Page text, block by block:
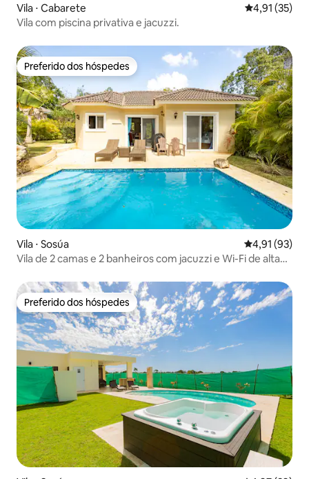
Vila ⋅ Cabarete 4,91 de uma
4,91 (35)
Vila com piscina privativa e jacuzzi.
Preferido dos hóspedes
Preferido dos hóspedes
Vila ⋅ Sosúa 4,91 de uma
4,91 (93)
Vila de 2 camas e 2 banheiros com jacuzzi e Wi-Fi de alta
Preferido dos hóspedes
Preferido dos hóspedes